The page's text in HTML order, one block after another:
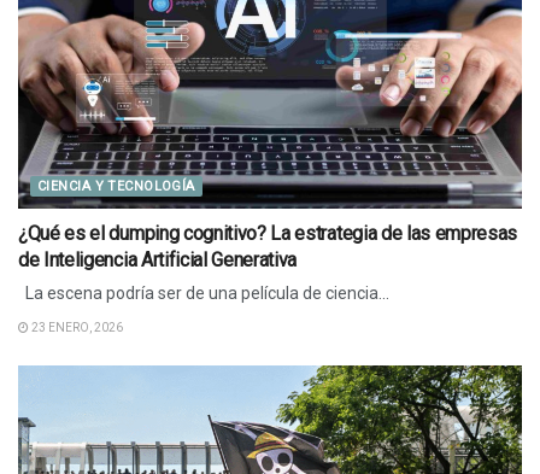
CIENCIA Y TECNOLOGÍA
¿Qué es el dumping cognitivo? La estrategia de las empresas
de Inteligencia Artificial Generativa
La escena podría ser de una película de ciencia...
23 ENERO, 2026